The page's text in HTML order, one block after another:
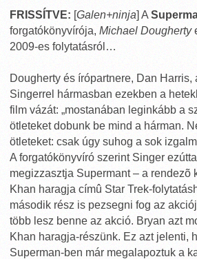
FRISSÍTVE: [Galen+ninja] A
forgatókönyvírója, Michael Dougherty
2009-es folytatásról…
Dougherty és írópartnere, Dan Harris,
Singerrel hármasban ezekben a
film vázát: „mostanában leginkább a
ötleteket dobunk be mind a hárman.
ötleteket: csak úgy suhog a sok
A forgatókönyvíró szerint Singer
megizzasztja Supermant – a rendezõ
Khan haragja címû Star Trek-
második rész is pezsegni fog az
több lesz benne az akció. Bryan azt
Khan haragja-részünk. Ez azt jelenti,
Superman-ben már megalapoztuk a